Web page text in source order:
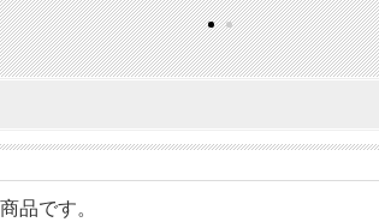
品です。